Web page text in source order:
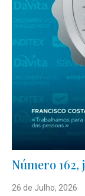
Número 162,
26 de Julho, 2026